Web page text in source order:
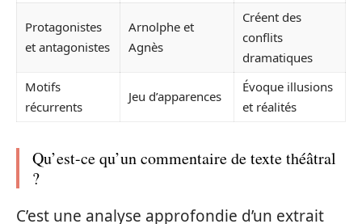
Protagonistes
et antagonistes
Arnolphe et
Agnès
Créent des
conflits
dramatiques
Motifs
récurrents
Jeu d’apparences
Évoque illusions
et réalités
Qu’est-ce qu’un commentaire de texte théâtral
?
C’est une analyse approfondie d’un extrait